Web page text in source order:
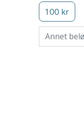
100 kr
Annet beløp